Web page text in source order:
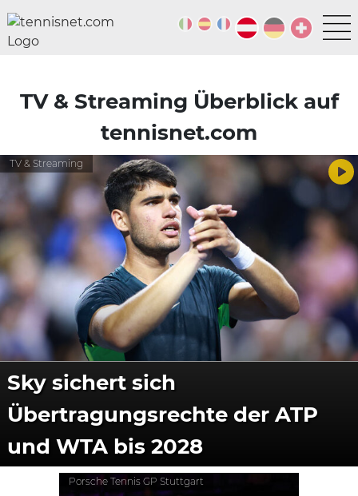
TV & Streaming Überblick auf
tennisnet.com
TV & Streaming
Sky sichert sich
Übertragungsrechte der ATP
und WTA bis 2028
Porsche Tennis GP Stuttgart